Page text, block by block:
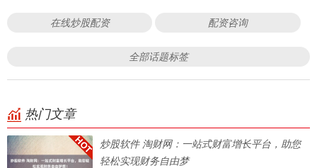
在线炒股配资 配资咨询
全部话题标签
热门文章
炒股软件 淘财网：一站式财富增长平台，助您
轻松实现财务自由梦